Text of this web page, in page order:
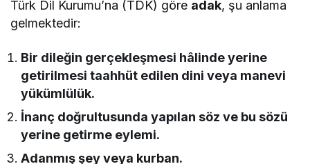
Türk Dil Kurumu’na (TDK) göre adak, şu anlama
gelmektedir:
Bir dileğin gerçekleşmesi hâlinde yerine
getirilmesi taahhüt edilen dini veya manevi
yükümlülük.
İnanç doğrultusunda yapılan söz ve bu sözü
yerine getirme eylemi.
Adanmış şey veya kurban.